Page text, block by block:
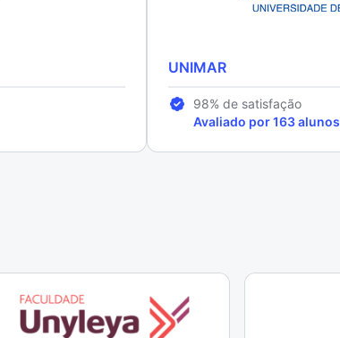
UNIMAR
98% de satisfação
Avaliado por 163 alunos